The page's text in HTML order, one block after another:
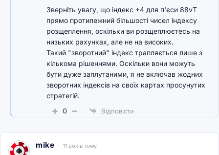
Зверніть увагу, що індекс +4 для п'єси 88vT
прямо протилежний більшості чисел індексу
розщеплення, оскільки ви розщеплюєтесь на
низьких рахунках, але не на високих.
Такий "зворотний" індекс трапляється лише з
кількома рішеннями. Оскільки вони можуть
бути дуже заплутаними, я не включав жодних
зворотних індексів на своїх картах просунутих
стратегій.
0
Відповісти
mike 11 років тому